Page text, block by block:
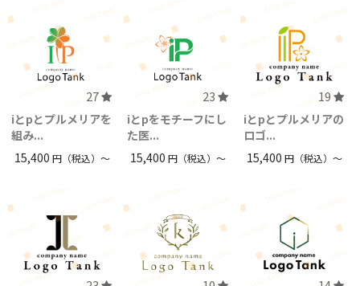
27
iとpとプルメリアを
組み...
15,400 円（税込）〜
23
iとpをモチーフにし
た医...
15,400円（税込）〜
19
iとpとプルメリアの
ロゴ...
15,400 円（税込）〜